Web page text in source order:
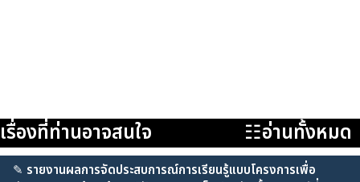
เรื่องที่ท่านอาจสนใจ ☷อ่านทั้งหมด
✎ รายงานผลการจัดประสบการณ์การเรียนรู้แบบโครงการเพื่อ